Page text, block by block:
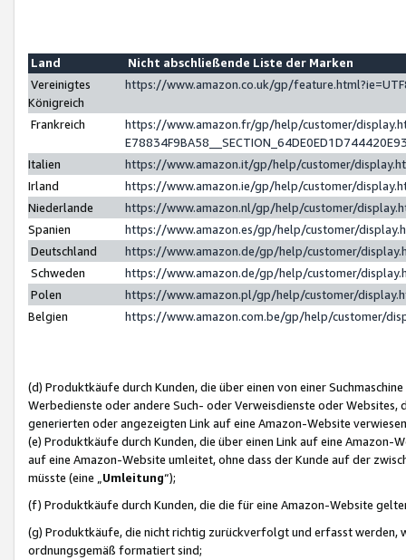
Land
Nicht abschließende Liste der Marken
Vereinigtes
Königreich
https://www.amazon.co.uk/gp/
Frankreich
https://www.amazon.fr/gp/help/customer/
Italien
https://www.amazon.it/gp/help/customer/
Irland
https://www.amazon.ie/gp/help/customer/
Niederlande
https://www.amazon.nl/gp/help/customer/
Spanien
https://www.amazon.es/gp/help/customer/
Deutschland
https://www.amazon.de/gp/help/customer/
Schweden
https://www.amazon.de/gp/help/customer/
Polen
https://www.amazon.pl/gp/help/customer/
Belgien
https://www.amazon.com.be/gp/help/customer/
(d) Produktkäufe durch Kunden, die über einen von einer
Werbedienste oder andere Such- oder Verweisdienste oder Websites,
generierten oder angezeigten Link auf eine Amazon-Website
(e) Produktkäufe durch Kunden, die über einen Link auf eine
auf eine Amazon-Website umleitet, ohne dass der Kunde auf der
müsste (eine „ Umleitung“);
(f) Produktkäufe durch Kunden, die die für eine Amazon-Website
(g) Produktkäufe, die nicht richtig zurückverfolgt und erfasst werden,
ordnungsgemäß formatiert sind;